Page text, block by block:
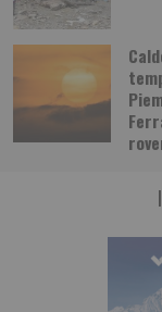
L’importanza del
Merlo, Nallo e
organizzato dalla UDC